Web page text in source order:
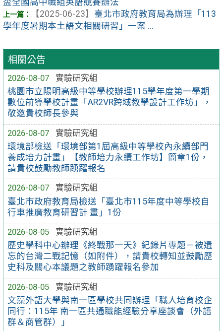
相關公告
2026-08-07
實驗研究組
桃園市立陽明高級中等學校辦理115學年度第一學期
數位前導學校計畫「AR2VR跨域教學設計工作坊」，
敬邀貴校師長參與
2026-08-07
實驗研究組
環境部檢送「環境部第1屆高級中等學校內永續部門
養成培力計畫」【教師培力永續工作坊】簡章1份，
請貴校鼓勵教師踴躍報名
2026-08-07
實驗研究組
臺北市政府教育局檢送「臺北市115年度中等學校自
行車推廣教育研習計 畫」1份
2026-08-05
實驗研究組
歷史學科中心辦理《終戰那一天》紀錄片專題－被遺
忘的台灣二戰記憶（如附件），請貴校轉知並鼓勵歷
史科及關心本議題之教師踴躍報名參加
2026-08-05
實驗研究組
文藻外語大學與南一區學校共同辦理「職人培育校企
同行：115年 南一區共通職能經驗分享座談會（外語
群＆商管群）」
盃全國高中職組英語競賽辦法
【2025-06-23】 臺北市政府教育局為辦理「113
學年度暑期本土語文相關研習」一案 ...